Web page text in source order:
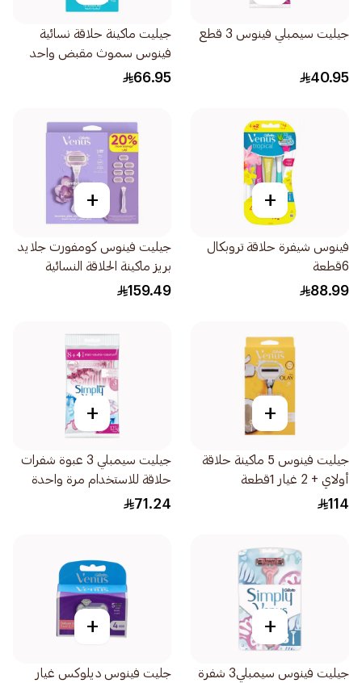
جيليت سيمبلي فينوس 3 قطع
40.95
جيليت ماكينة حلاقة نسائية
فينوس سموث مقبض واحد
وغيارين 3قطعة
66.95
+
فينوس شيفرة حلاقة تروبكال
6قطعة
88.99
+
جيليت فينوس كومفورت جلايد
بريز ماكينة الحلاقة النسائية
7قطع
159.49
+
جيليت فينوس 5 ماكينة حلاقة
أولاي + 2 غيار 1قطعة
114
+
جيليت سيمبلي 3 عبوة شفرات
حلاقة للاستخدام مرة واحدة
للنساء 12قطعة
71.24
+
جيليت فينوس سيمبلي3 شفرة
+
جليت فينوس ديلوكس غيار